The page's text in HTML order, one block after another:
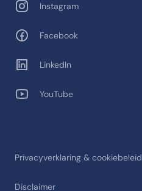
Privacyverklaring & cookiebeleid
Disclaimer
Instagram
Facebook
LinkedIn
YouTube